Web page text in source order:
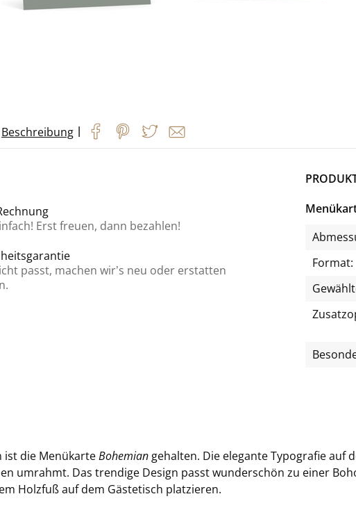
Beschreibung |
Erst freuen, dann bezahlen!
passt, machen wir’s neu oder erstatten
Format:
ist die Me­nü­kar­teBo­hemi­an ge­hal­ten. Die ele­gan­te Ty­po­gra­fie auf
um­rahmt. Das tren­di­ge De­sign passt wun­der­schön zu einer
Holz­fuß auf dem Gä­ste­tisch plat­zie­ren.